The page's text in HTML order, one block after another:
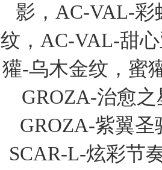
影，AC-VAL-
纹，AC-VAL-甜
獾-乌木金纹，蜜
GROZA-治愈
GROZA-紫翼
SCAR-L-炫彩节